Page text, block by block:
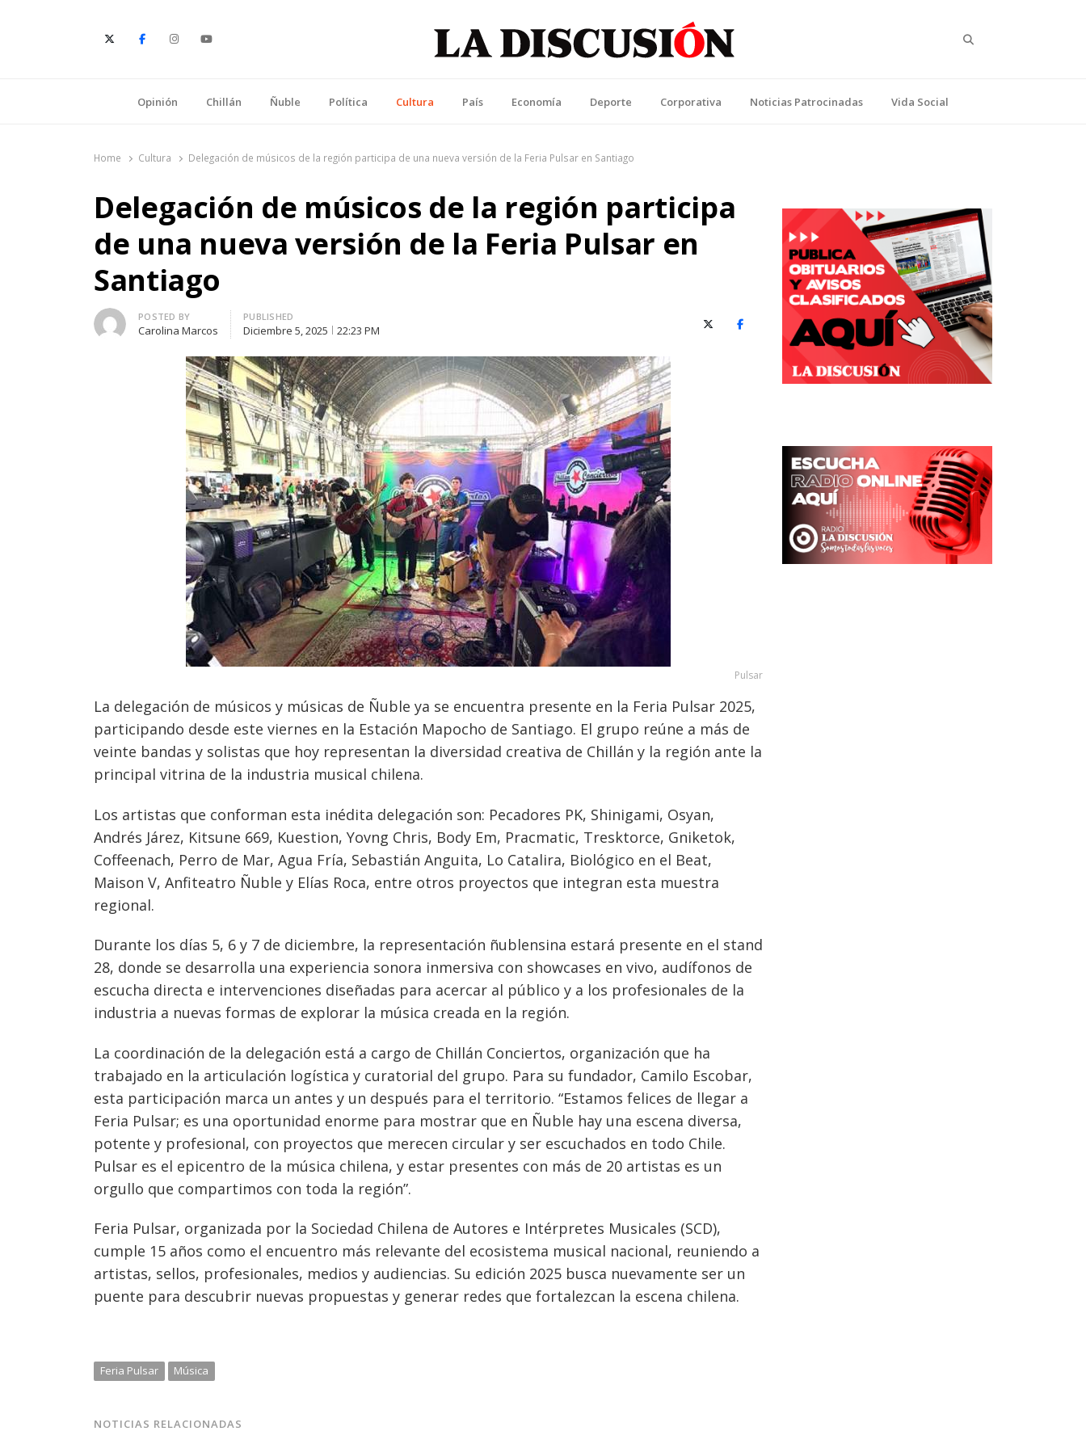
Opinión Chillán Ñuble Política Cultura País Economía Deporte Corporativa Noticias Patrocinadas Vida Social
Home Cultura Delegación de músicos de la región participa de una nueva versión de la Feria Pulsar en Santiago
Delegación de músicos de la región participa
de una nueva versión de la Feria Pulsar en
Santiago
Author
POSTED BY
Carolina Marcos
PUBLISHED
Diciembre 5, 2025 22:23 PM X (Twitter)Facebook
Pulsar
La delegación de músicos y músicas de Ñuble ya se encuentra presente en la Feria Pulsar 2025,
participando desde este viernes en la Estación Mapocho de Santiago. El grupo reúne a más de
veinte bandas y solistas que hoy representan la diversidad creativa de Chillán y la región ante la
principal vitrina de la industria musical chilena.
Los artistas que conforman esta inédita delegación son: Pecadores PK, Shinigami, Osyan,
Andrés Járez, Kitsune 669, Kuestion, Yovng Chris, Body Em, Pracmatic, Tresktorce, Gniketok,
Coffeenach, Perro de Mar, Agua Fría, Sebastián Anguita, Lo Catalira, Biológico en el Beat,
Maison V, Anfiteatro Ñuble y Elías Roca, entre otros proyectos que integran esta muestra
regional.
Durante los días 5, 6 y 7 de diciembre, la representación ñublensina estará presente en el stand
28, donde se desarrolla una experiencia sonora inmersiva con showcases en vivo, audífonos de
escucha directa e intervenciones diseñadas para acercar al público y a los profesionales de la
industria a nuevas formas de explorar la música creada en la región.
La coordinación de la delegación está a cargo de Chillán Conciertos, organización que ha
trabajado en la articulación logística y curatorial del grupo. Para su fundador, Camilo Escobar,
esta participación marca un antes y un después para el territorio. “Estamos felices de llegar a
Feria Pulsar; es una oportunidad enorme para mostrar que en Ñuble hay una escena diversa,
potente y profesional, con proyectos que merecen circular y ser escuchados en todo Chile.
Pulsar es el epicentro de la música chilena, y estar presentes con más de 20 artistas es un
orgullo que compartimos con toda la región”.
Feria Pulsar, organizada por la Sociedad Chilena de Autores e Intérpretes Musicales (SCD),
cumple 15 años como el encuentro más relevante del ecosistema musical nacional, reuniendo a
artistas, sellos, profesionales, medios y audiencias. Su edición 2025 busca nuevamente ser un
puente para descubrir nuevas propuestas y generar redes que fortalezcan la escena chilena.
Feria Pulsar Música
NOTICIAS RELACIONADAS
Navegación